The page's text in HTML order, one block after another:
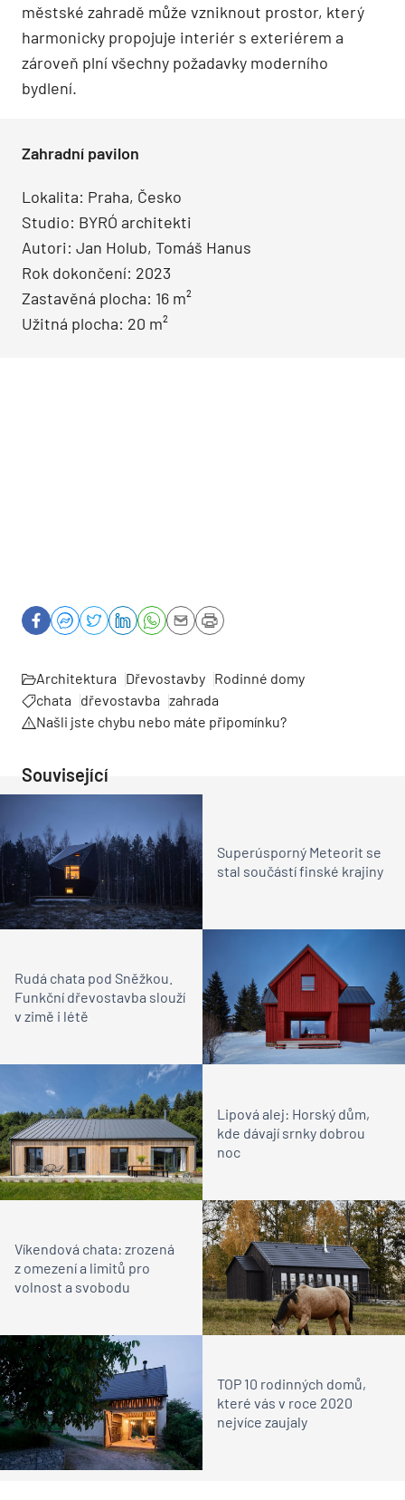
městské zahradě může vzniknout prostor, který
harmonicky propojuje interiér s exteriérem a
zároveň plní všechny požadavky moderního
bydlení.
Zahradní pavilon
Lokalita: Praha, Česko
Studio: BYRÓ architekti
Autori: Jan Holub, Tomáš Hanus
Rok dokončení: 2023
Zastavěná plocha: 16 m²
Užitná plocha: 20 m²
Architektura Dřevostavby Rodinné domy
chata
dřevostavba zahrada
Našli jste chybu nebo máte připomínku?
Související
Superúsporný Meteorit se
stal součástí finské krajiny
Rudá chata pod Sněžkou.
Funkční dřevostavba slouží
v zimě i létě
Lipová alej: Horský dům,
kde dávají srnky dobrou
noc
Víkendová chata: zrozená
z omezení a limitů pro
volnost a svobodu
TOP 10 rodinných domů,
které vás v roce 2020
nejvíce zaujaly